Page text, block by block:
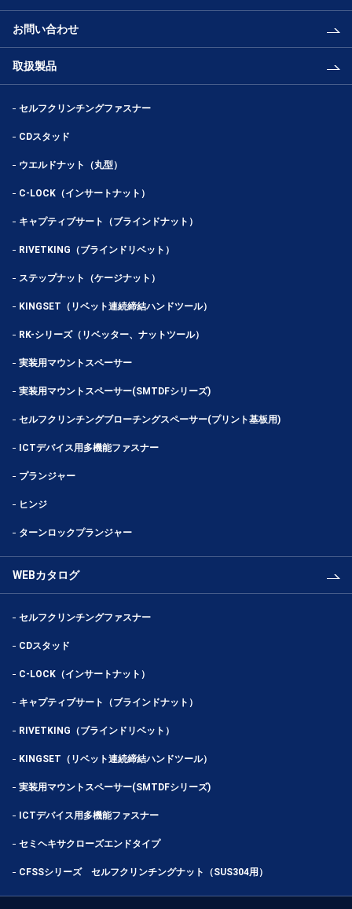
お問い合わせ
取扱製品
セルフクリンチングファスナー
CDスタッド
ウエルドナット（丸型）
C-LOCK（インサートナット）
キャプティブサート（ブラインドナット）
RIVETKING（ブラインドリベット）
ステップナット（ケージナット）
KINGSET（リベット連続締結ハンドツール）
RK-シリーズ（リベッター、ナットツール）
実装用マウントスペーサー
実装用マウントスペーサー(SMTDFシリーズ)
セルフクリンチングブローチングスペーサー(プリント基板用)
ICTデバイス用多機能ファスナー
プランジャー
ヒンジ
ターンロックプランジャー
WEBカタログ
セルフクリンチングファスナー
CDスタッド
C-LOCK（インサートナット）
キャプティブサート（ブラインドナット）
RIVETKING（ブラインドリベット）
KINGSET（リベット連続締結ハンドツール）
実装用マウントスペーサー(SMTDFシリーズ)
ICTデバイス用多機能ファスナー
セミヘキサクローズエンドタイプ
CFSSシリーズ セルフクリンチングナット（SUS304用）